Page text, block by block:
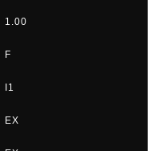
1.00
F
I1
EX